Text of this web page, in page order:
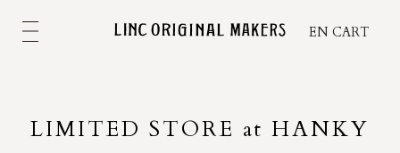
EN CART
LIMITED STORE at HANKY